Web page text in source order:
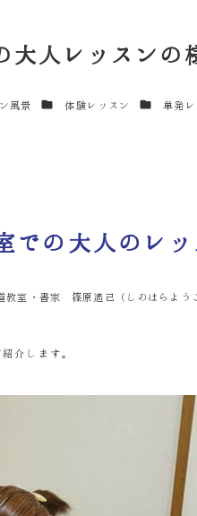
大人レッスンの
風景 カテゴリー
体験レッスン カテゴリー
単発
での大人のレ
教室・書家 篠原遙己（しのはらよう
介します。